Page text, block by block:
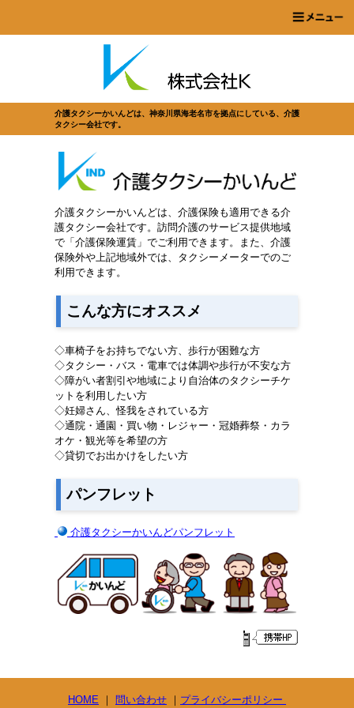
介護タクシーかいんどは、神奈川県海老名市を拠点にしている、介護
タクシー会社です。
介護タクシーかいんどは、介護保険も適用できる介
護タクシー会社です。 訪問介護のサービス提供地域
で「 介護保険運賃」でご利用できます。また、介護
保険外や上記地域外では、タクシーメーターでのご
利用できます。
こんな方にオススメ
◇車椅子をお持ちでない方、歩行が困難な方
◇タクシー・バス・電車では体調や歩行が不安な方
◇障がい者割引や地域により自治体のタクシーチケ
ットを利用したい方
◇妊婦さん、怪我をされている方
◇通院・通園・買い物・レジャー・冠婚葬祭・カラ
オケ・観光等を希望の方
◇貸切でお出かけをしたい方
パンフレット
介護タクシーかいんどパンフレット
HOME ｜ 問い合わせ ｜ プライバシーポリシー